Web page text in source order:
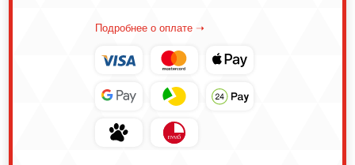
Подробнее о оплате ➝